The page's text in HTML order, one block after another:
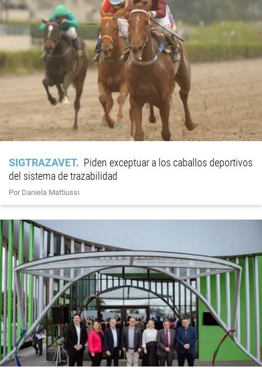
SIGTRAZAVET
Piden exceptuar a los caballos deportivos
del sistema de trazabilidad
Por Daniela Mattiussi